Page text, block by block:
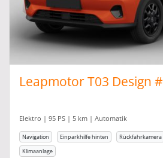
Leapmotor T03 Design
Elektro | 95 PS | 5 km | Automatik
Navigation Einparkhilfe hinten Rückfahrkamera
Klimaanlage